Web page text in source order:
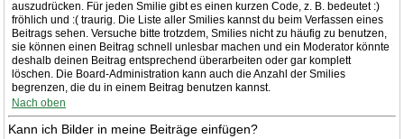
auszudrücken. Für jeden Smilie gibt es einen kurzen Code, z. B. bedeutet :)
fröhlich und :( traurig. Die Liste aller Smilies kannst du beim Verfassen eines
Beitrags sehen. Versuche bitte trotzdem, Smilies nicht zu häufig zu benutzen,
sie können einen Beitrag schnell unlesbar machen und ein Moderator könnte
deshalb deinen Beitrag entsprechend überarbeiten oder gar komplett
löschen. Die Board-Administration kann auch die Anzahl der Smilies
begrenzen, die du in einem Beitrag benutzen kannst.
Nach oben
Kann ich Bilder in meine Beiträge einfügen?